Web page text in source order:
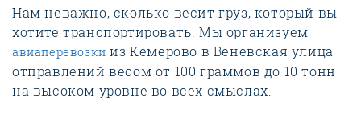
Нам неважно, сколько весит груз, который вы
хотите транспортировать. Мы организуем
авиаперевозки из Кемерово в Веневская улица
отправлений весом от 100 граммов до 10 тонн
на высоком уровне во всех смыслах.